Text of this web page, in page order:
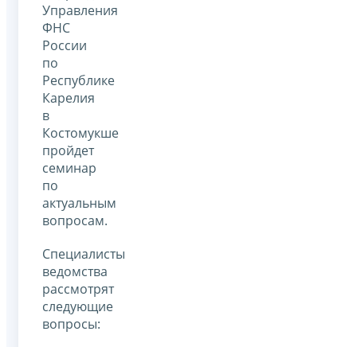
Управления
ФНС
России
по
Республике
Карелия
в
Костомукше
пройдет
семинар
по
актуальным
вопросам.
Специалисты
ведомства
рассмотрят
следующие
вопросы: